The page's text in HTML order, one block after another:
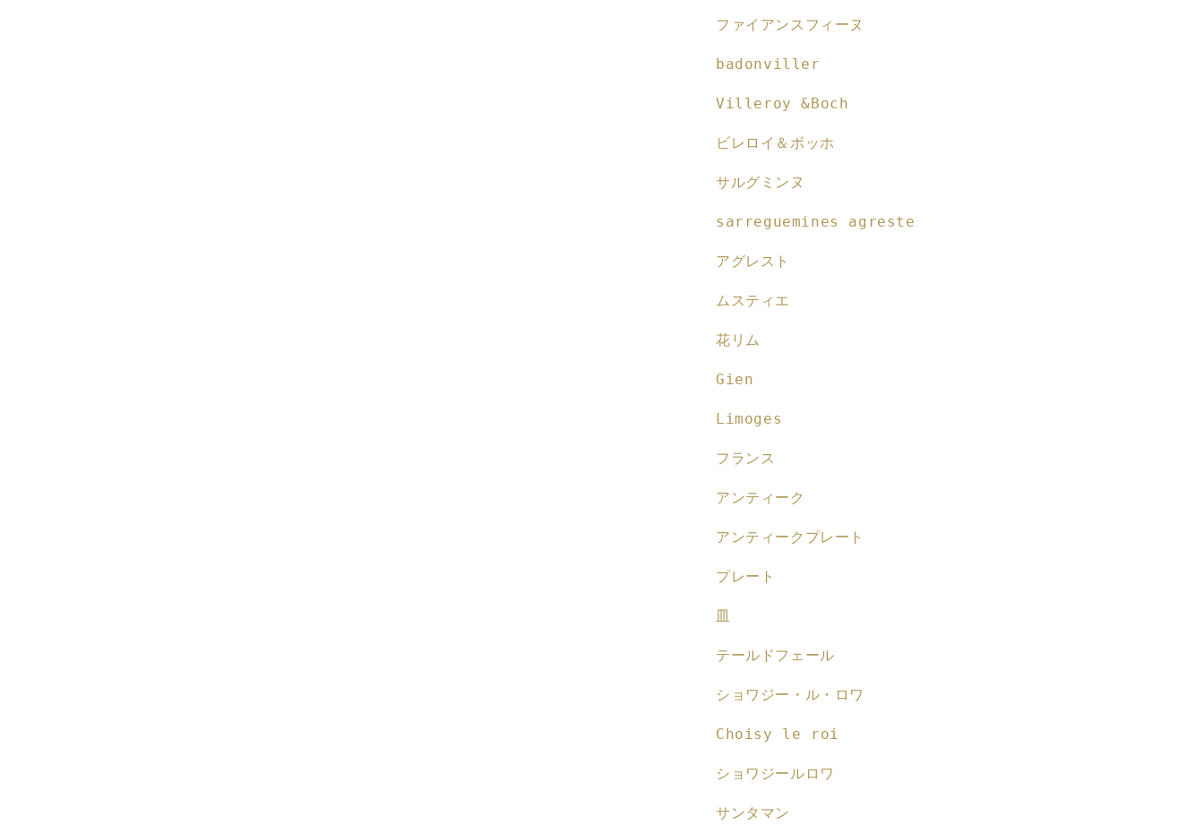
量
減
ら
量
ファイアンスフィーヌ
badonviller
Villeroy &Boch
ビレロイ＆ボッホ
サルグミンヌ
sarreguemines agreste
アグレスト
ムスティエ
花リム
Gien
Limoges
フランス
アンティーク
アンティークプレート
プレート
皿
テールドフェール
ショワジー・ル・ロワ
Choisy le roi
ショワジールロワ
サンタマン